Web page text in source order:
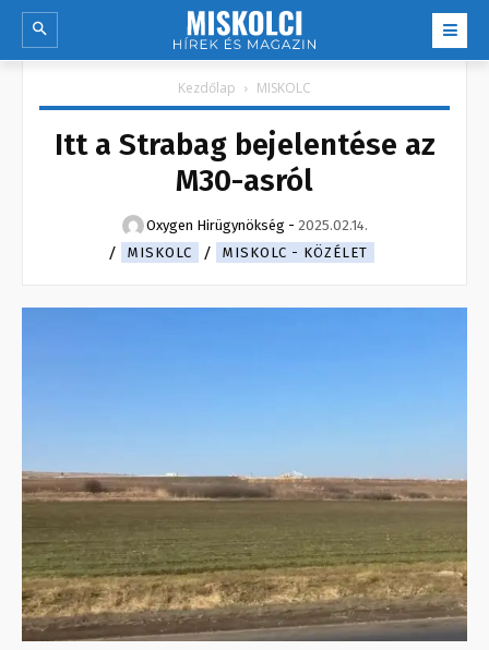
Kezdőlap MISKOLC
Itt a Strabag bejelentése az
M30-asról
Oxygen Hirügynökség - 2025.02.14.
MISKOLC
MISKOLC - KÖZÉLET